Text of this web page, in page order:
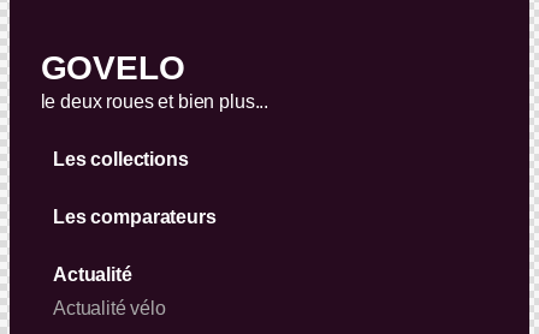
GOVELO
le deux roues et bien plus...
Les collections
Les comparateurs
Actualité
Actualité vélo